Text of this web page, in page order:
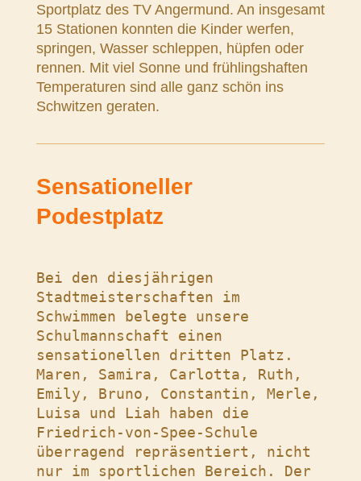
Sportplatz des TV Angermund. An insgesamt
15 Stationen konnten die Kinder werfen,
springen, Wasser schleppen, hüpfen oder
rennen. Mit viel Sonne und frühlingshaften
Temperaturen sind alle ganz schön ins
Schwitzen geraten.
Sensationeller
Podestplatz
Bei den diesjährigen
Stadtmeisterschaften im
Schwimmen belegte unsere
Schulmannschaft einen
sensationellen dritten Platz.
Maren, Samira, Carlotta, Ruth,
Emily, Bruno, Constantin, Merle,
Luisa und Liah haben die
Friedrich-von-Spee-Schule
überragend repräsentiert, nicht
nur im sportlichen Bereich. Der